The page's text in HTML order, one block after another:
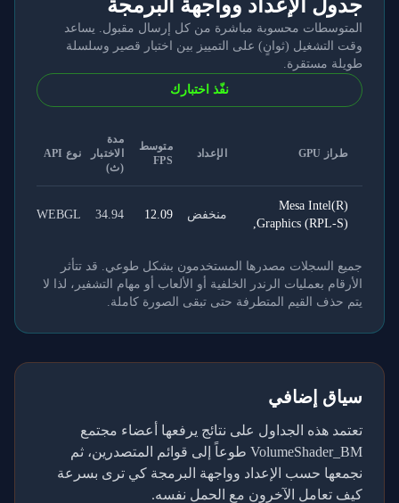
جدول الإعداد وواجهة البرمجة
المتوسطات محسوبة مباشرة من كل إرسال مقبول. يساعد
وقت التشغيل (ثوانٍ) على التمييز بين اختبار قصير وسلسلة
طويلة مستقرة.
نفّذ اختبارك
طراز GPU الإعداد
متوسط
FPS
مدة
الاختبار
(ث)
نوع API
Mesa Intel(R)
Graphics (RPL-S),
منخفض 12.09
34.94
WEBGL
جميع السجلات مصدرها المستخدمون بشكل طوعي. قد تتأثر
الأرقام بعمليات الرندر الخلفية أو الألعاب أو مهام التشفير، لذا لا
يتم حذف القيم المتطرفة حتى تبقى الصورة كاملة.
سياق إضافي
تعتمد هذه الجداول على نتائج يرفعها أعضاء مجتمع
VolumeShader_BM طوعاً إلى قوائم المتصدرين، ثم
نجمعها حسب الإعداد وواجهة البرمجة كي ترى بسرعة
كيف تعامل الآخرون مع الحمل نفسه.